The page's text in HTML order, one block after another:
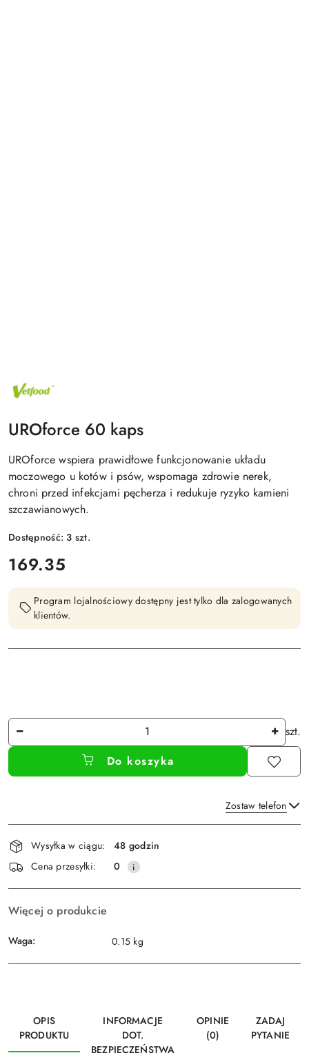
NAZWA
PRODUCENTA:
UROforce 60 kaps
UROforce wspiera prawidłowe funkcjonowanie układu
moczowego u kotów i psów, wspomaga zdrowie nerek,
chroni przed infekcjami pęcherza i redukuje ryzyko kamieni
szczawianowych.
Dostępność:3 szt.
cena:
169.35
Program lojalnościowy dostępny jest tylko dla zalogowanych
klientów.
Ilość
szt.
Do koszyka
Zostaw telefon
Wyślij
Dostępność
i
dostawa
Wysyłka w ciągu:
48 godzin
Cena przesyłki:
0
Więcej o produkcie
Waga: 0.15 kg
OPIS
PRODUKTU
INFORMACJE
DOT.
BEZPIECZEŃSTWA
OPINIE
(0)
ZADAJ
PYTANIE